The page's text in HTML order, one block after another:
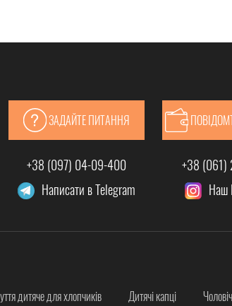
ЗАДАЙТЕ ПИТАННЯ
+38 (097) 04-09-400
+38 (061)
Написати в Telegram Наш
дитяче для хлопчиків Дитячі капці